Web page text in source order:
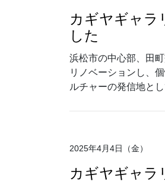
カギヤギャラ
した
浜松市の中心部、田
リノベーションし、
ルチャーの発信地と
2025年4月4日（金）
カギヤギャラ